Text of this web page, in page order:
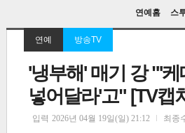
연예홈 스
연예 방송TV
'냉부해' 매기 강 "'
넣어달라'고" [TV캡
입력 2026년 04월 19일(일) 21:12 최종